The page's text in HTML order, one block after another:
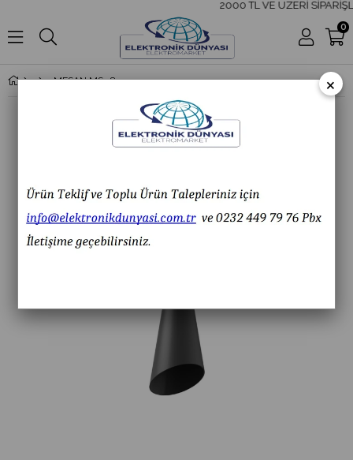
2000 TL VE ÜZERİ
0
MESAN MS 5834.1.12-60VAC/DC Ø70 LED Multifonksiyon Tek Ses Borulu Siren Duvar Montaj ×